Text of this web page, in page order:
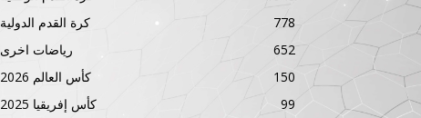
كرة القدم الدولية
778
رياضات اخرى
652
كأس العالم 2026
150
كأس إفريقيا 2025
99